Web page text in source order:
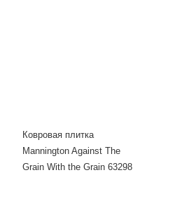
Ковровая плитка
Mannington Against The
Grain With the Grain 63298